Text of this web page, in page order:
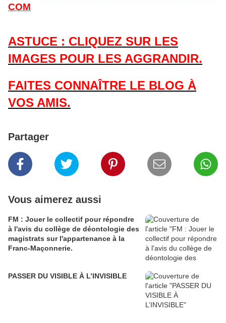
COM
ASTUCE : CLIQUEZ SUR LES
IMAGES POUR LES AGGRANDIR.
FAITES CONNAÎTRE LE BLOG À
VOS AMIS.
Partager
Vous aimerez aussi
FM : Jouer le collectif pour répondre
à l'avis du collège de déontologie des
magistrats sur l'appartenance à la
Franc-Maçonnerie.
PASSER DU VISIBLE À L’INVISIBLE